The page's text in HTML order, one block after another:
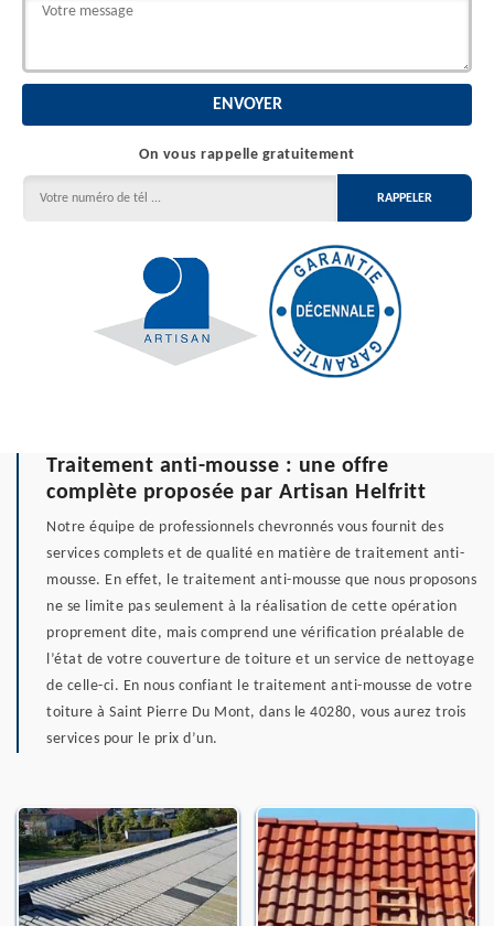
On vous rappelle gratuitement
Traitement anti-mousse : une offre
complète proposée par Artisan Helfritt
Notre équipe de professionnels chevronnés vous fournit des
services complets et de qualité en matière de traitement anti-
mousse. En effet, le traitement anti-mousse que nous proposons
ne se limite pas seulement à la réalisation de cette opération
proprement dite, mais comprend une vérification préalable de
l’état de votre couverture de toiture et un service de nettoyage
de celle-ci. En nous confiant le traitement anti-mousse de votre
toiture à Saint Pierre Du Mont, dans le 40280, vous aurez trois
services pour le prix d’un.